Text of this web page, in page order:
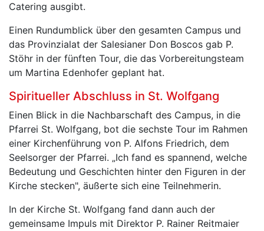
Catering ausgibt.
Einen Rundumblick über den gesamten Campus und
das Provinzialat der Salesianer Don Boscos gab P.
Stöhr in der fünften Tour, die das Vorbereitungsteam
um Martina Edenhofer geplant hat.
Spiritueller Abschluss in St. Wolfgang
Einen Blick in die Nachbarschaft des Campus, in die
Pfarrei St. Wolfgang, bot die sechste Tour im Rahmen
einer Kirchenführung von P. Alfons Friedrich, dem
Seelsorger der Pfarrei. „Ich fand es spannend, welche
Bedeutung und Geschichten hinter den Figuren in der
Kirche stecken", äußerte sich eine Teilnehmerin.
In der Kirche St. Wolfgang fand dann auch der
gemeinsame Impuls mit Direktor P. Rainer Reitmaier